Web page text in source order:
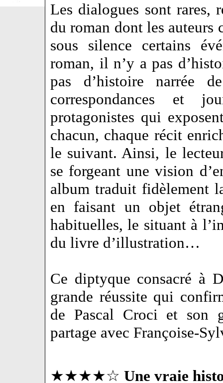
Les dialogues sont rares,
du roman dont les auteurs
sous silence certains
roman, il n’y a pas
pas d’histoire narrée
correspondances et
protagonistes qui
chacun, chaque récit
le suivant. Ainsi, le
se forgeant une vision
album traduit fidèlement
en faisant un objet
habituelles, le situant à
du livre d’illustration…
Ce diptyque consacré à
grande réussite qui
de Pascal Croci et son
partage avec Françoise-
★★★★☆ Une vraie